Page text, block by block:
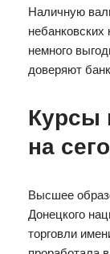
Наличную
немного
доверяют
Курсы
на
Высшее
Донецкого
торговли